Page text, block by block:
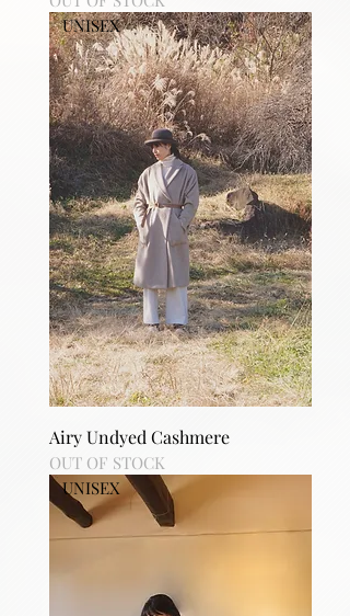
UNISEX
Airy Undyed Cashmere
OUT OF STOCK
UNISEX